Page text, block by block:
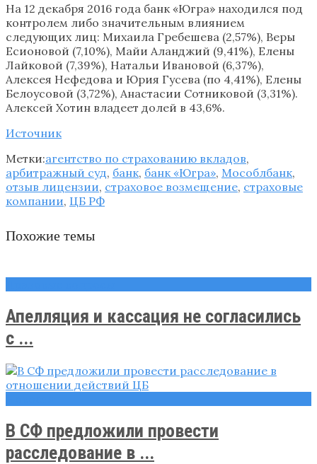
На 12 декабря 2016 года банк «Югра» находился под
контролем либо значительным влиянием
следующих лиц: Михаила Гребешева (2,57%), Веры
Есионовой (7,10%), Майи Аланджий (9,41%), Елены
Лайковой (7,39%), Натальи Ивановой (6,37%),
Алексея Нефедова и Юрия Гусева (по 4,41%), Елены
Белоусовой (3,72%), Анастасии Сотниковой (3,31%).
Алексей Хотин владеет долей в 43,6%.
Источник
Метки:агентство по страхованию вкладов,
арбитражный суд, банк, банк «Югра», Мособлбанк,
отзыв лицензии, страховое возмещение, страховые
компании, ЦБ РФ
Похожие темы
Апелляция и кассация не согласились
с ...
В СФ предложили провести
расследование в ...